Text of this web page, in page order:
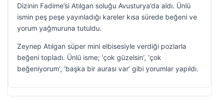
Dizinin Fadime’si Atılgan soluğu Avusturya’da aldı. Ünlü
ismin peş peşe yayınladığı kareler kısa sürede beğeni ve
yorum yağmuruna tutuldu.
Zeynep Atılgan süper mini elbisesiyle verdiği pozlarla
beğeni topladı. Ünlü isme; ‘çok güzelsin’, ‘çok
beğeniyorum’, ‘başka bir aurası var’ gibi yorumlar yapıldı.